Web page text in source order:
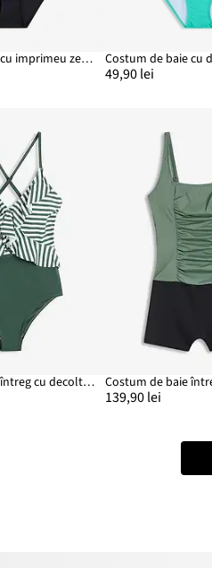
Costum de baie cu imprimeu zebră
49,90 lei
Costum de baie întreg cu decolteu și volan
139,90 lei